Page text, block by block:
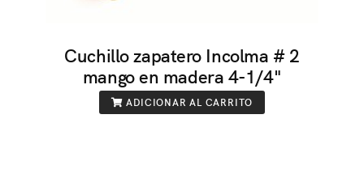
Cuchillo zapatero Incolma # 2
mango en madera 4-1/4"
ADICIONAR AL CARRITO